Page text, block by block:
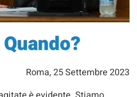
Roma, 25 Settembre 2023